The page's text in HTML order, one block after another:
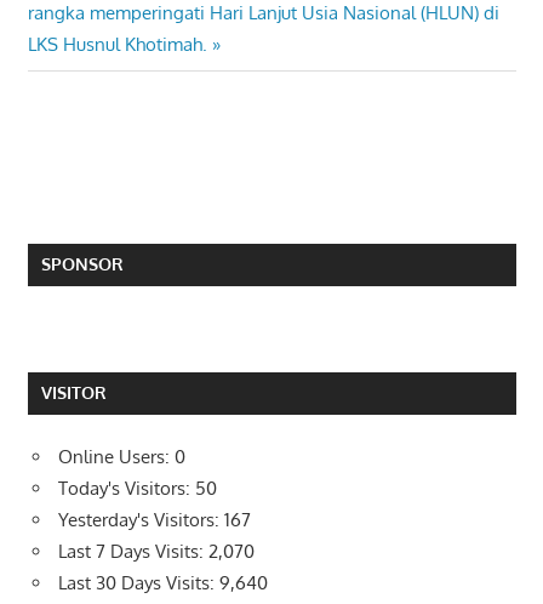
rangka memperingati Hari Lanjut Usia Nasional (HLUN) di
LKS Husnul Khotimah.
SPONSOR
VISITOR
Online Users: 0
Today's Visitors: 50
Yesterday's Visitors: 167
Last 7 Days Visits: 2,070
Last 30 Days Visits: 9,640